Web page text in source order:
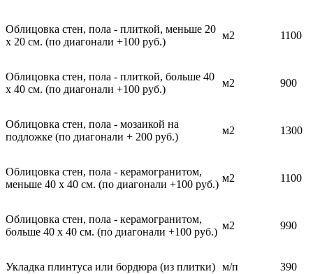
Облицовка стен, пола - плиткой, меньше 20
х 20 см. (по диагонали +100 руб.)
м2 1100
Облицовка стен, пола - плиткой, больше 40
х 40 см. (по диагонали +100 руб.)
м2 900
Облицовка стен, пола - мозаикой на
подложке (по диагонали + 200 руб.)
м2 1300
Облицовка стен, пола - керамогранитом,
меньше 40 х 40 см. (по диагонали +100 руб.)
м2 1100
Облицовка стен, пола - керамогранитом,
больше 40 х 40 см. (по диагонали +100 руб.)
м2 990
Укладка плинтуса или бордюра (из плитки) м/п 390